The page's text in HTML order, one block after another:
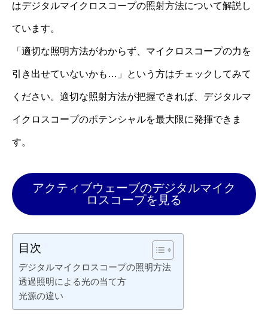
はデジタルマイクロスコープの照射方法について解説し
ています。
「適切な照明方法がわからず、マイクロスコープの力を
引き出せていないかも…」という方はチェックしてみて
ください。適切な照射方法が把握できれば、デジタルマ
イクロスコープのポテンシャルを最大限に発揮できま
す。
アクティブウェーブのデジタルマイク
ロスコープを見る
目次
デジタルマイクロスコープの照明方法
透過照明による光の当て方
光源の違い